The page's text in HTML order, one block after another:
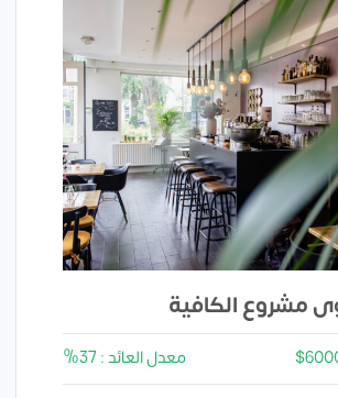
مشروع الكافية
معدل العائد : 37%